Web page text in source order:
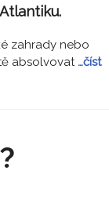
zahrady nebo
absolvovat …číst